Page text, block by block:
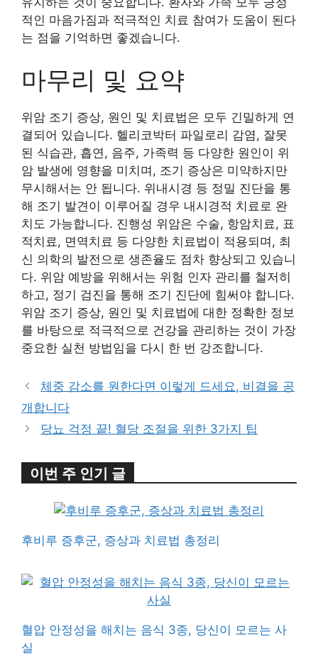
적인 마음가짐과 적극적인 치료 참여가 도움이 된다
는 점을 기억하면 좋겠습니다.
마무리 및 요약
위암 조기 증상, 원인 및 치료법은 모두 긴밀하게 연
결되어 있습니다. 헬리코박터 파일로리 감염, 잘못
된 식습관, 흡연, 음주, 가족력 등 다양한 원인이 위
암 발생에 영향을 미치며, 조기 증상은 미약하지만
무시해서는 안 됩니다. 위내시경 등 정밀 진단을 통
해 조기 발견이 이루어질 경우 내시경적 치료로 완
치도 가능합니다. 진행성 위암은 수술, 항암치료, 표
적치료, 면역치료 등 다양한 치료법이 적용되며, 최
신 의학의 발전으로 생존율도 점차 향상되고 있습니
다. 위암 예방을 위해서는 위험 인자 관리를 철저히
하고, 정기 검진을 통해 조기 진단에 힘써야 합니다.
위암 조기 증상, 원인 및 치료법에 대한 정확한 정보
를 바탕으로 적극적으로 건강을 관리하는 것이 가장
중요한 실천 방법임을 다시 한 번 강조합니다.
체중 감소를 원한다면 이렇게 드세요, 비결을 공
개합니다
당뇨 걱정 끝! 혈당 조절을 위한 3가지 팁
이번 주 인기 글
후비루 증후군, 증상과 치료법 총정리
혈압 안정성을 해치는 음식 3종, 당신이 모르는 사
실